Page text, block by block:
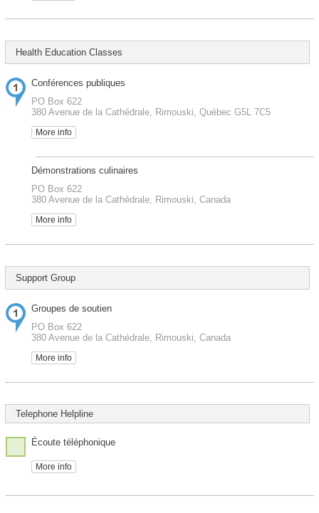
Health Education Classes
Conférences publiques
PO Box 622
380 Avenue de la Cathédrale, Rimouski, Québec G5L 7C5
More info
Démonstrations culinaires
PO Box 622
380 Avenue de la Cathédrale, Rimouski, Canada
More info
Support Group
Groupes de soutien
PO Box 622
380 Avenue de la Cathédrale, Rimouski, Canada
More info
Telephone Helpline
Écoute téléphonique
More info